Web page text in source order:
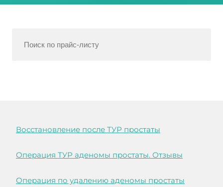
Восстановление после ТУР простаты
Операция ТУР аденомы простаты. Отзывы
Операция по удалению аденомы простаты